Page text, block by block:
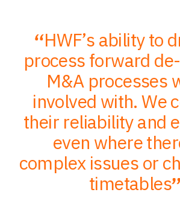
HWF’s ability to
process forward
M&A processes
involved with. We
their reliability and
even where
complex issues or
timetables